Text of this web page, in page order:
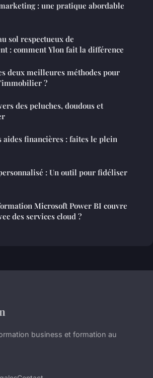
: une pratique abordable
sol respectueux de
: comment Ylon fait la différence
deux meilleures méthodes pour
?
des peluches, doudous et
aides financières : faites le plein
: Un outil pour fidéliser
Microsoft Power BI couvre
des services cloud ?
business et formation au